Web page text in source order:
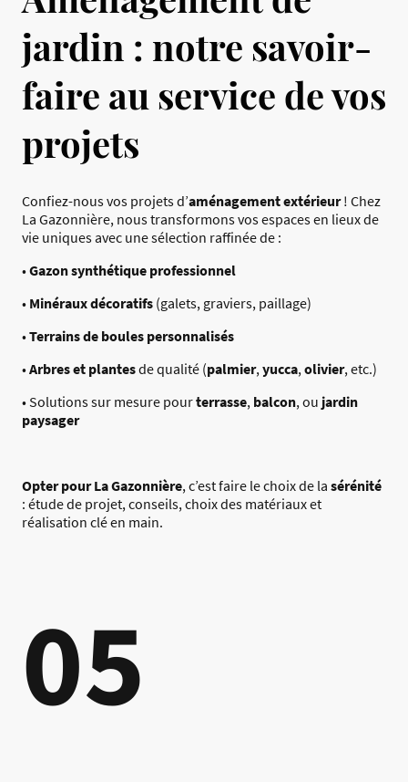
jardin : notre savoir-
faire au service de vos
projets
Confiez-nous vos projets d’aménagement extérieur! Chez
La Gazonnière, nous transformons vos espaces en lieux de
vie uniques avec une sélection raffinée de :
•Gazon synthétique professionnel
• Minéraux décoratifs (galets, graviers, paillage)
•Terrains de boules personnalisés
•Arbres et plantesde qualité (palmier, yucca, olivier, etc.)
• Solutions sur mesure pourterrasse, balcon, ou jardin
paysager
Opter pour La Gazonnière, c’est faire le choix de la sérénité
: étude de projet, conseils, choix des matériaux et
réalisation clé en main.
05